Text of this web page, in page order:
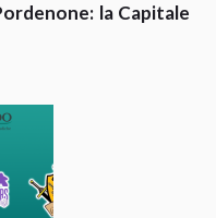
la Capitale